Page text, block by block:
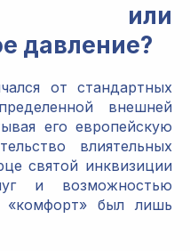
или
давление?
от стандартных
внешней
его европейскую
влиятельных
святой инквизиции
и возможностью
«комфорт» был лишь